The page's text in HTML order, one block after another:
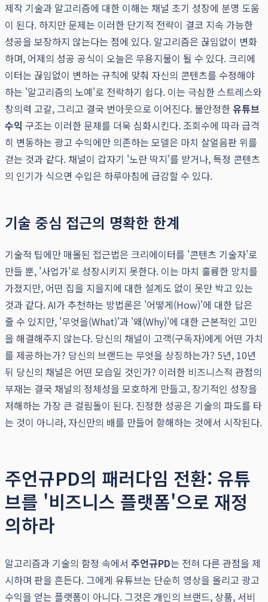
제작 기술과 알고리즘에 대한 이해는 채널 초기 성장에 분명 도움
이 된다. 하지만 문제는 이러한 단기적 전략이 결코 지속 가능한
성공을 보장하지 않는다는 점에 있다. 알고리즘은 끊임없이 변화
하며, 어제의 성공 공식이 오늘은 무용지물이 될 수 있다. 크리에
이터는 끊임없이 변하는 규칙에 맞춰 자신의 콘텐츠를 수정해야
하는 '알고리즘의 노예'로 전락하기 쉽다. 이는 극심한 스트레스와
창의력 고갈, 그리고 결국 번아웃으로 이어진다. 불안정한유튜브
수익 구조는 이러한 문제를 더욱 심화시킨다. 조회수에 따라 급격
히 변동하는 광고 수익에만 의존하는 모델은 마치 살얼음판 위를
걷는 것과 같다. 채널이 갑자기 '노란 딱지'를 받거나, 특정 콘텐츠
의 인기가 식으면 수입은 하루아침에 급감할 수 있다.
기술 중심 접근의 명확한 한계
기술적 팁에만 매몰된 접근법은 크리에이터를 '콘텐츠 기술자'로
만들 뿐, '사업가'로 성장시키지 못한다. 이는 마치 훌륭한 망치를
가졌지만, 어떤 집을 지을지에 대한 설계도 없이 못만 박고 있는
것과 같다. AI가 추천하는 방법론은 '어떻게(How)'에 대한 답은
줄 수 있지만, '무엇을(What)'과 '왜(Why)'에 대한 근본적인 고민
을 해결해주지 않는다. 당신의 채널이 고객(구독자)에게 어떤 가치
를 제공하는가? 당신의 브랜드는 무엇을 상징하는가? 5년, 10년
뒤 당신의 채널은 어떤 모습일 것인가? 이러한 비즈니스적 관점의
부재는 결국 채널의 정체성을 모호하게 만들고, 장기적인 성장을
저해하는 가장 큰 걸림돌이 된다. 진정한 성공은 기술의 파도를 타
는 것이 아니라, 자신만의 배를 만들어 항해하는 것에서 시작된다.
주언규PD의 패러다임 전환: 유튜
브를 '비즈니스 플랫폼'으로 재정
의하라
알고리즘과 기술의 함정 속에서 주언규PD는 전혀 다른 관점을 제
시하며 판을 흔든다. 그에게 유튜브는 단순히 영상을 올리고 광고
수익을 얻는 플랫폼이 아니다. 그것은 개인의 브랜드, 상품, 서비